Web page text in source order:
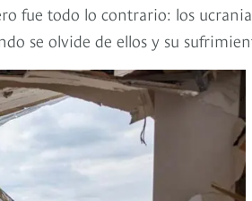
fue todo lo contrario: los
se olvide de ellos y su